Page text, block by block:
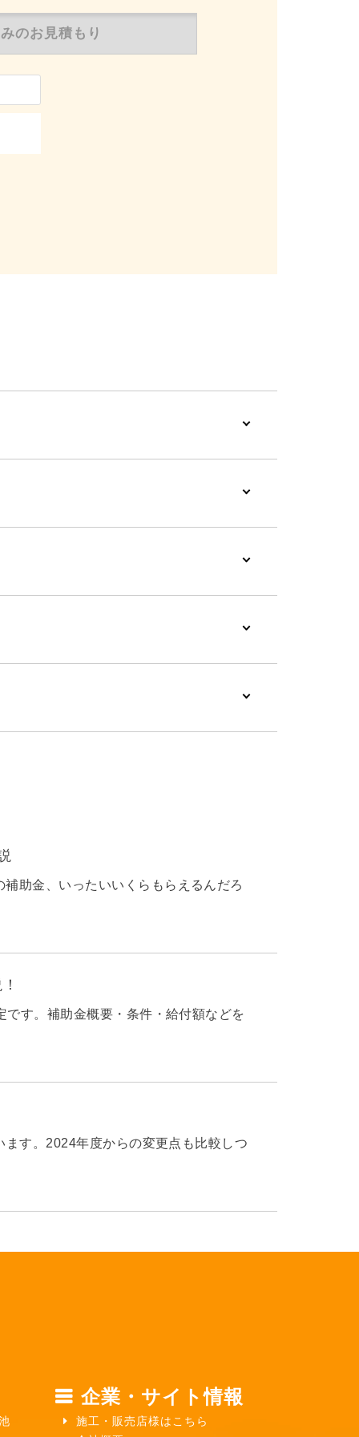
のお見積もり
助金、いったいいくらもらえるんだろ
す。補助金概要・条件・給付額などを
す。2024年度からの変更点も比較しつ
企業・サイト情報
施工・販売店様はこちら